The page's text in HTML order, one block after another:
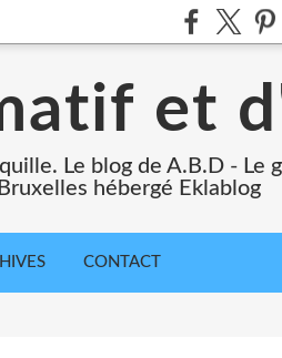
et
Le blog de A.B.D - Le
Bruxelles hébergé Eklablog
CONTACT